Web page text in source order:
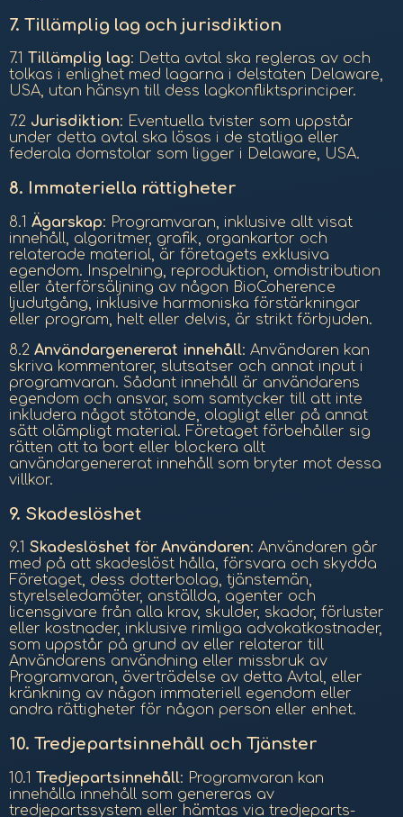
7. Tillämplig lag och jurisdiktion
7.1 Tillämplig lag: Detta avtal ska regleras av och
tolkas i enlighet med lagarna i delstaten Delaware,
USA, utan hänsyn till dess lagkonfliktsprinciper.
7.2 Jurisdiktion: Eventuella tvister som uppstår
under detta avtal ska lösas i de statliga eller
federala domstolar som ligger i Delaware, USA.
8. Immateriella rättigheter
8.1 Ägarskap: Programvaran, inklusive allt visat
innehåll, algoritmer, grafik, organkartor och
relaterade material, är företagets exklusiva
egendom. Inspelning, reproduktion, omdistribution
eller återförsäljning av någon BioCoherence
ljudutgång, inklusive harmoniska förstärkningar
eller program, helt eller delvis, är strikt förbjuden.
8.2 Användargenererat innehåll: Användaren kan
skriva kommentarer, slutsatser och annat input i
programvaran. Sådant innehåll är användarens
egendom och ansvar, som samtycker till att inte
inkludera något stötande, olagligt eller på annat
sätt olämpligt material. Företaget förbehåller sig
rätten att ta bort eller blockera allt
användargenererat innehåll som bryter mot dessa
villkor.
9. Skadeslöshet
9.1 Skadeslöshet för Användaren: Användaren går
med på att skadeslöst hålla, försvara och skydda
Företaget, dess dotterbolag, tjänstemän,
styrelseledamöter, anställda, agenter och
licensgivare från alla krav, skulder, skador, förluster
eller kostnader, inklusive rimliga advokatkostnader,
som uppstår på grund av eller relaterar till
Användarens användning eller missbruk av
Programvaran, överträdelse av detta Avtal, eller
kränkning av någon immateriell egendom eller
andra rättigheter för någon person eller enhet.
10. Tredjepartsinnehåll och Tjänster
10.1 Tredjepartsinnehåll: Programvaran kan
innehålla innehåll som genereras av
tredjepartssystem eller hämtas via tredjeparts-